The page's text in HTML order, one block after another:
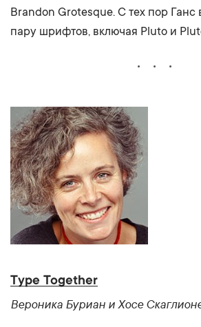
Brandon Grotesque. С тех пор
пару шрифтов, включая Pluto и
Type Together
Вероника Буриан и Хосе